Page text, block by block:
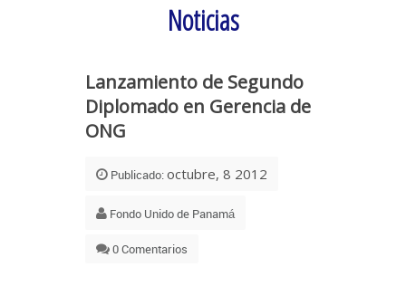
Noticias
Lanzamiento de Segundo
Diplomado en Gerencia de
ONG
Publicado: octubre, 8 2012
Fondo Unido de Panamá
0 Comentarios